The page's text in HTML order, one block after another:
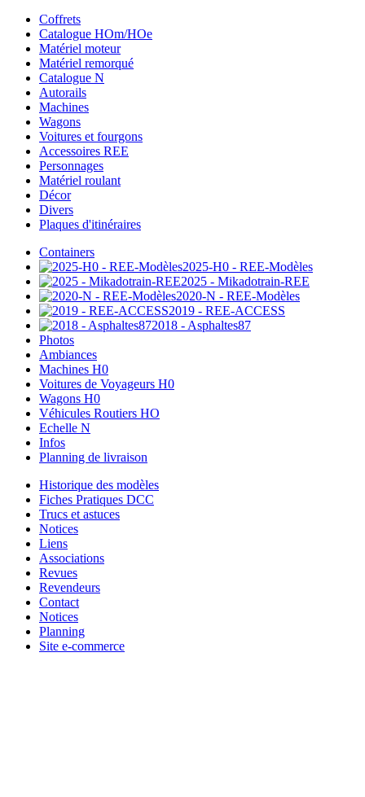
Coffrets
Catalogue HOm/HOe
Matériel moteur
Matériel remorqué
Catalogue N
Autorails
Machines
Wagons
Voitures et fourgons
Accessoires REE
Personnages
Matériel roulant
Décor
Divers
Plaques d'itinéraires
Containers
2025-H0 - REE-Modèles
2025 - Mikadotrain-REE
2020-N - REE-Modèles
2019 - REE-ACCESS
2018 - Asphaltes87
Photos
Ambiances
Machines H0
Voitures de Voyageurs H0
Wagons H0
Véhicules Routiers HO
Echelle N
Infos
Planning de livraison
Historique des modèles
Fiches Pratiques DCC
Trucs et astuces
Notices
Liens
Associations
Revues
Revendeurs
Contact
Notices
Planning
Site e-commerce